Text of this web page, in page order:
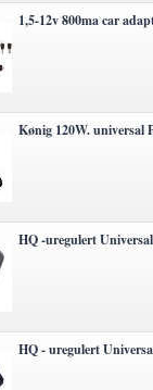
1,5-12v 800ma car
Kønig 120W. universal
HQ -uregulert
HQ - uregulert